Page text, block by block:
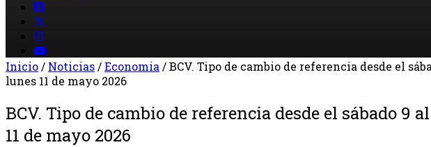
Inicio/ Noticias/Economia /BCV. Tipo de cambio de referencia desde el
lunes 11 de mayo 2026
BCV. Tipo de cambio de referencia desde el sábado 9
11 de mayo 2026